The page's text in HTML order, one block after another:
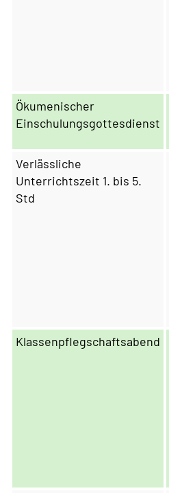
Ökumenischer
Einschulungsgottesdienst
Verlässliche
Unterrichtszeit 1. bis 5.
Std
Klassenpflegschaftsabend